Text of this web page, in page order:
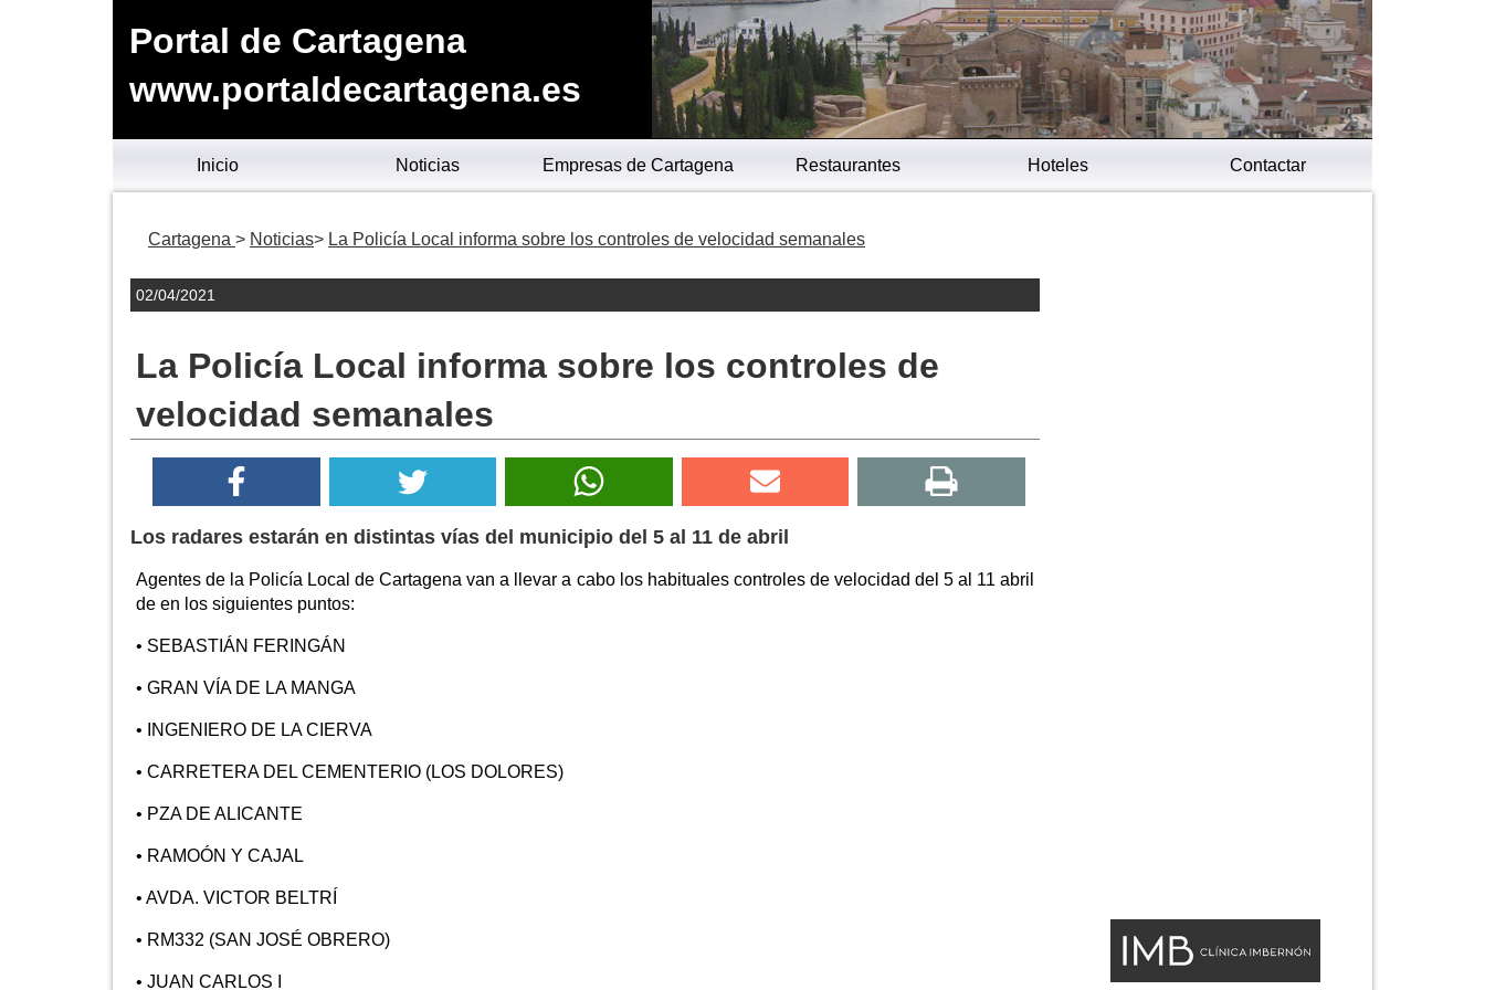
Portal de Cartagena
www.portaldecartagena.es
Inicio Noticias Empresas de Cartagena Restaurantes Hoteles Contactar
Cartagena Noticias La Policía Local informa sobre los controles de velocidad semanales
02/04/2021
La Policía Local informa sobre los controles de
velocidad semanales
Los radares estarán en distintas vías del municipio del 5 al 11 de abril
Agentes de la Policía Local de Cartagena van a llevar a cabo los habituales controles de velocidad del 5 al 11 abril
de en los siguientes puntos:
• SEBASTIÁN FERINGÁN
• GRAN VÍA DE LA MANGA
• INGENIERO DE LA CIERVA
• CARRETERA DEL CEMENTERIO (LOS DOLORES)
• PZA DE ALICANTE
• RAMOÓN Y CAJAL
• AVDA. VICTOR BELTRÍ
• RM332 (SAN JOSÉ OBRERO)
• JUAN CARLOS I